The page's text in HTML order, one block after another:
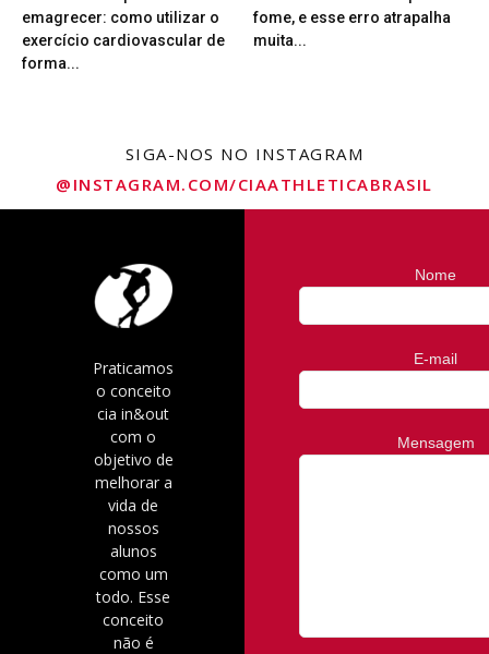
emagrecer: como utilizar o
exercício cardiovascular de
forma...
fome, e esse erro atrapalha
muita...
SIGA-NOS NO INSTAGRAM
@INSTAGRAM.COM/CIAATHLETICABRASIL
Nome
E-mail
Mensagem
Praticamos
o conceito
cia in&out
com o
objetivo de
melhorar a
vida de
nossos
alunos
como um
todo. Esse
conceito
não é